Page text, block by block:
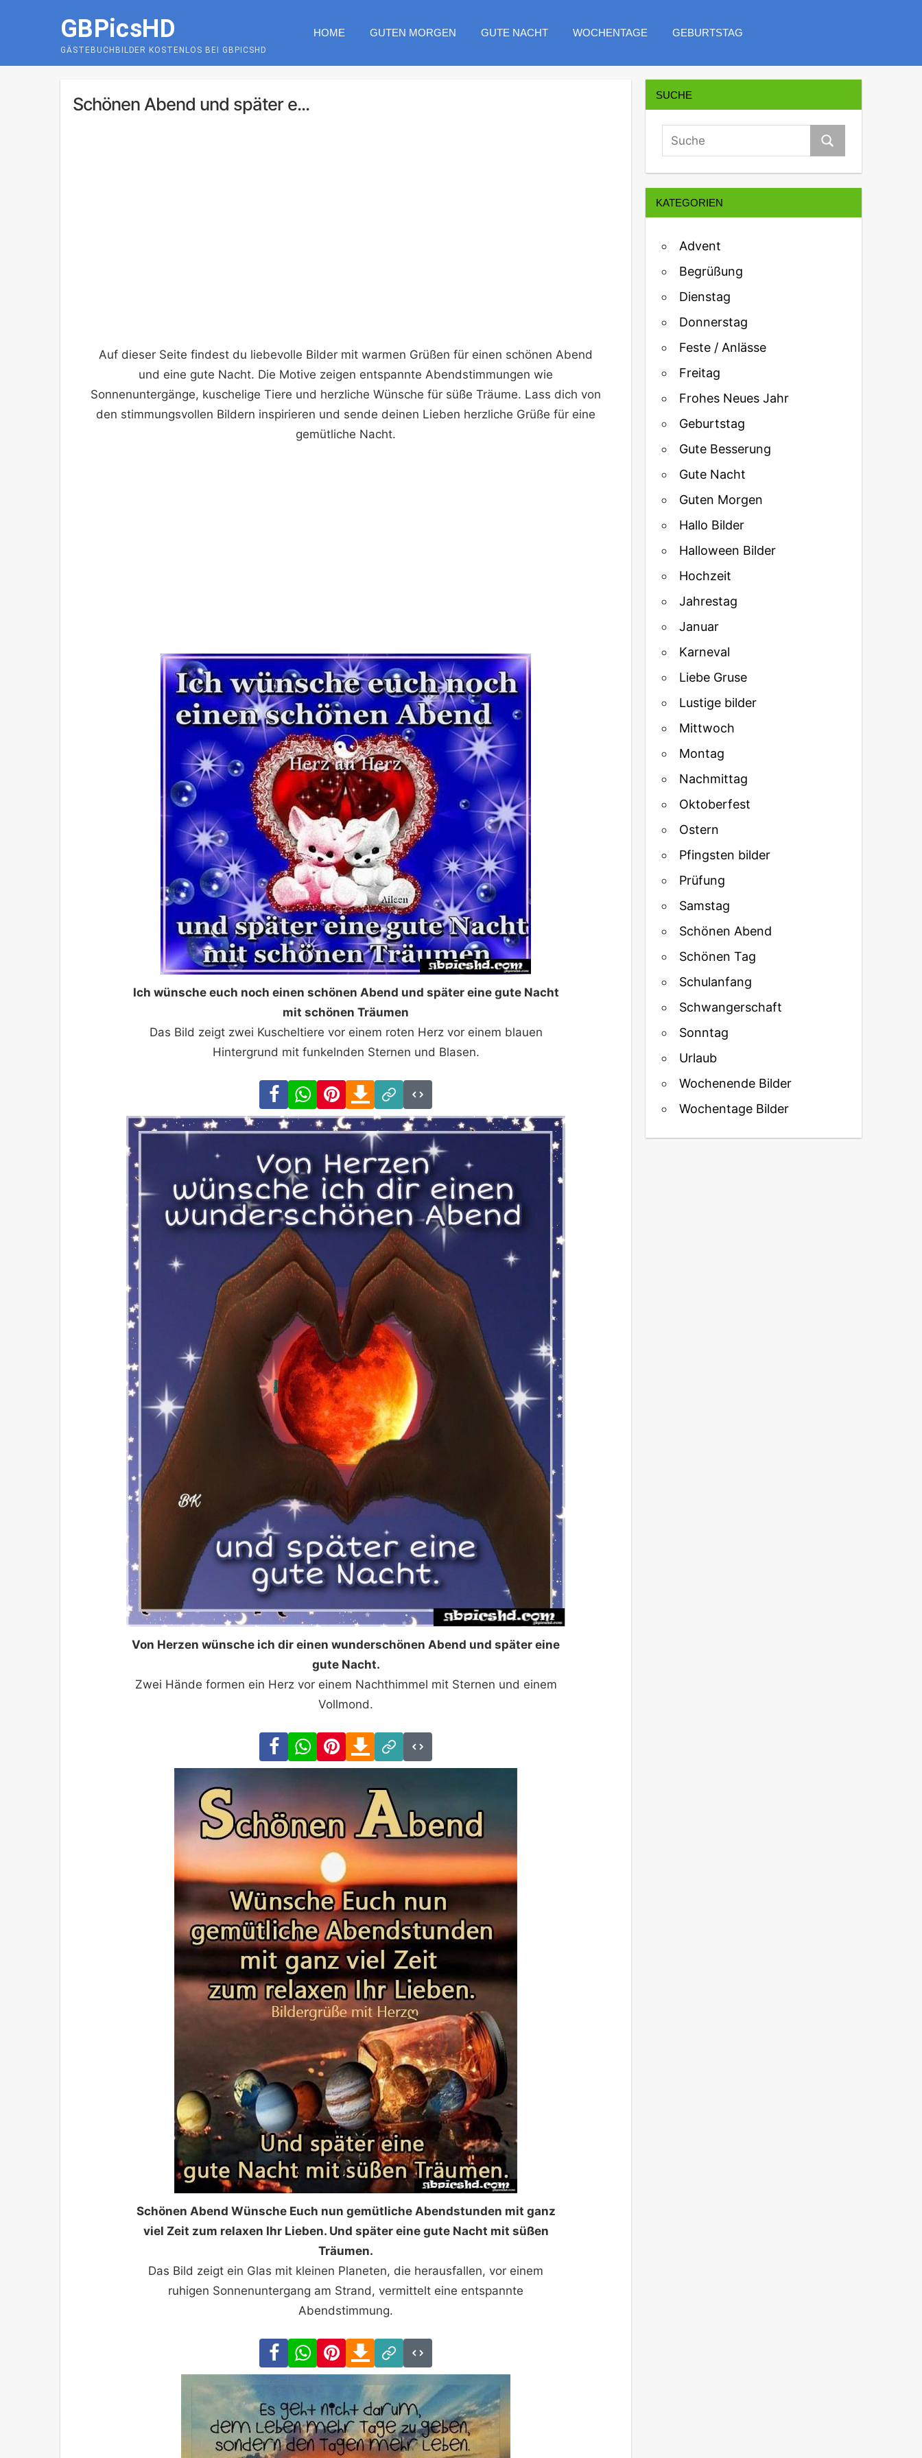
GBPicsHD
GÄSTEBUCHBILDER KOSTENLOS BEI GBPICSHD
HOME GUTEN MORGEN GUTE NACHT WOCHENTAGE GEBURTSTAG
Schönen Abend und später e...
Auf dieser Seite findest du liebevolle Bilder mit warmen Grüßen für einen schönen Abend
und eine gute Nacht. Die Motive zeigen entspannte Abendstimmungen wie
Sonnenuntergänge, kuschelige Tiere und herzliche Wünsche für süße Träume. Lass dich von
den stimmungsvollen Bildern inspirieren und sende deinen Lieben herzliche Grüße für eine
gemütliche Nacht.
Ich wünsche euch noch einen schönen Abend und später eine gute Nacht
mit schönen Träumen
Das Bild zeigt zwei Kuscheltiere vor einem roten Herz vor einem blauen
Hintergrund mit funkelnden Sternen und Blasen.
FacebookWhatsAppPinterestDownload
Link
Von Herzen wünsche ich dir einen wunderschönen Abend und später eine
gute Nacht.
Zwei Hände formen ein Herz vor einem Nachthimmel mit Sternen und einem
Vollmond.
FacebookWhatsAppPinterestDownload
Link
Schönen Abend Wünsche Euch nun gemütliche Abendstunden mit ganz
viel Zeit zum relaxen Ihr Lieben. Und später eine gute Nacht mit süßen
Träumen.
Das Bild zeigt ein Glas mit kleinen Planeten, die herausfallen, vor einem
ruhigen Sonnenuntergang am Strand, vermittelt eine entspannte
Abendstimmung.
FacebookWhatsAppPinterestDownload
Link
SUCHE
KATEGORIEN
Advent
Begrüßung
Dienstag
Donnerstag
Feste / Anlässe
Freitag
Frohes Neues Jahr
Geburtstag
Gute Besserung
Gute Nacht
Guten Morgen
Hallo Bilder
Halloween Bilder
Hochzeit
Jahrestag
Januar
Karneval
Liebe Gruse
Lustige bilder
Mittwoch
Montag
Nachmittag
Oktoberfest
Ostern
Pfingsten bilder
Prüfung
Samstag
Schönen Abend
Schönen Tag
Schulanfang
Schwangerschaft
Sonntag
Urlaub
Wochenende Bilder
Wochentage Bilder